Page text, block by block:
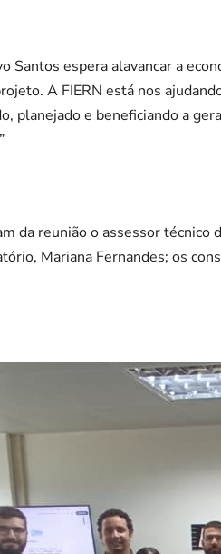
Santos espera alavancar a
A FIERN está nos
planejado e beneficiando a
da reunião o assessor
Mariana Fernandes; os